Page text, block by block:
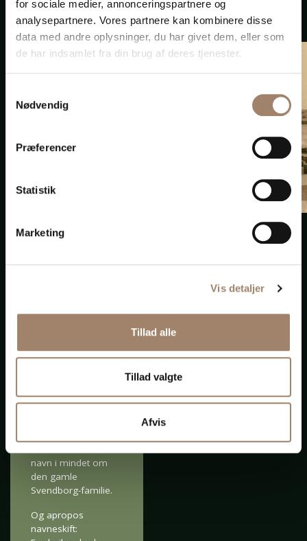
for sociale medier, annonceringspartnere og
analysepartnere. Vores partnere kan kombinere disse
data med andre oplysninger, du har givet dem, eller som
de har indsamlet fra din brug af deres tjenester.
Nødvendig
Præferencer
Statistik
Marketing
Vis detaljer
Tillad alle
Tillad valgte
Afvis
År 1900 lå en
havnepavillon,
Skråt over havnen,
Kammerateriet,
ligger Hudes Plads,
navn i mindet om
den gamle
Svendborg-familie.
Og apropos
navneskift:
FynHistorie (om
havnen og Svendborg i
øvrigt)
Svendborg Museum
steder på nettet.